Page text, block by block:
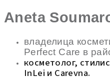
Aneta
владелица
Perfect Care в
косметолог,
InLei и Carevna.